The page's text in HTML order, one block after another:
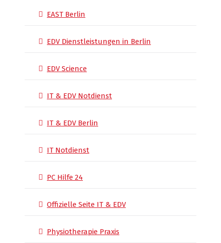
EAST Berlin
EDV Dienstleistungen in Berlin
EDV Science
IT & EDV Notdienst
IT & EDV Berlin
IT Notdienst
PC Hilfe 24
Offizielle Seite IT & EDV
Physiotherapie Praxis